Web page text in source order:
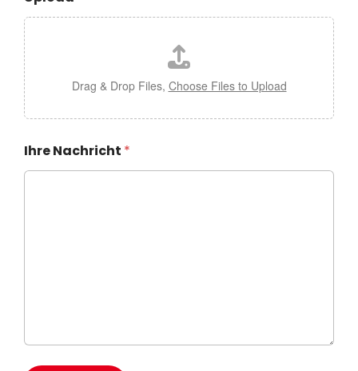
Drag & Drop Files, Choose Files to Upload
Ihre Nachricht *